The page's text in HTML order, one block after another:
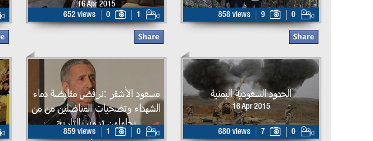
858 views 9 0
16 Apr 2015
652 views
0 1
الحدود السعودية اليمنية
16 Apr 2015
680 views 7 0
مسعود الأشقر :نرفض مقايضة دماء
الشهداء وتضحيات المناضلين من من
يحاولون تزوير التاريخ
13 Apr 2015
859 views 1 0